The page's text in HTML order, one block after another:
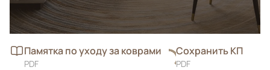
Памятка по уходу за коврами
PDF
Сохранить КП
PDF